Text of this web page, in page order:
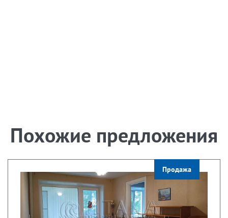
Похожие предложения
Продажа